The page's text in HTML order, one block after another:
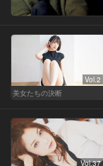
Vol.2
美女たちの決断
Vol.37